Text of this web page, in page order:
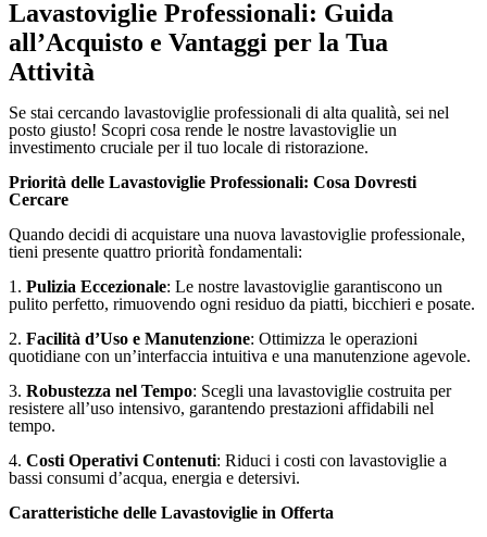
Lavastoviglie Professionali: Guida
all’Acquisto e Vantaggi per la Tua
Attività
Se stai cercando lavastoviglie professionali di alta qualità, sei nel
posto giusto! Scopri cosa rende le nostre lavastoviglie un
investimento cruciale per il tuo locale di ristorazione.
Priorità delle Lavastoviglie Professionali: Cosa Dovresti
Cercare
Quando decidi di acquistare una nuova lavastoviglie professionale,
tieni presente quattro priorità fondamentali:
1. Pulizia Eccezionale: Le nostre lavastoviglie garantiscono un
pulito perfetto, rimuovendo ogni residuo da piatti, bicchieri e posate.
2. Facilità d’Uso e Manutenzione: Ottimizza le operazioni
quotidiane con un’interfaccia intuitiva e una manutenzione agevole.
3. Robustezza nel Tempo: Scegli una lavastoviglie costruita per
resistere all’uso intensivo, garantendo prestazioni affidabili nel
tempo.
4. Costi Operativi Contenuti: Riduci i costi con lavastoviglie a
bassi consumi d’acqua, energia e detersivi.
Caratteristiche delle Lavastoviglie in Offerta